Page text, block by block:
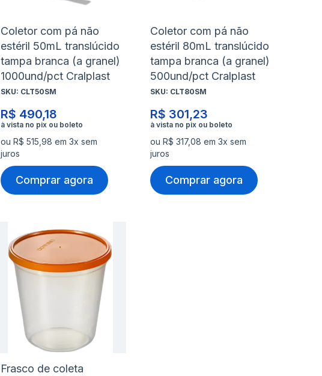
Coletor com pá não
estéril 50mL translúcido
tampa branca (a granel)
1000und/pct Cralplast
SKU: CLT50SM
R$ 490,18
ou R$ 515,98 em 3x sem
juros
Comprar agora
Coletor com pá não
estéril 80mL translúcido
tampa branca (a granel)
500und/pct Cralplast
SKU: CLT80SM
R$ 301,23
ou R$ 317,08 em 3x sem
juros
Comprar agora
Adicionar
à
lista
de
desejos
Adicionar
para
Comparar
Frasco de coleta